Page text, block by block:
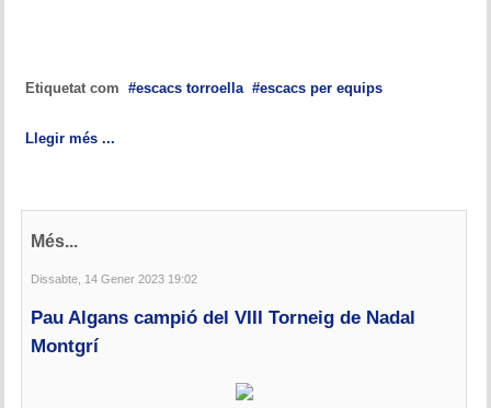
Etiquetat com escacs torroella escacs per equips
Llegir més ...
Més...
Dissabte, 14 Gener 2023 19:02
Pau Algans campió del VIII Torneig de Nadal
Montgrí